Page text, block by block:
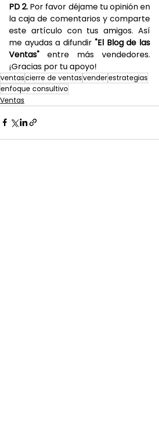
PD 2. Por favor déjame tu opinión en
la caja de comentarios y comparte
este artículo con tus amigos. Así
me ayudas a difundir "El Blog de las
Ventas" entre más vendedores.
¡Gracias por tu apoyo!
ventascierre de ventasvenderestrategias
enfoque consultivo
Ventas